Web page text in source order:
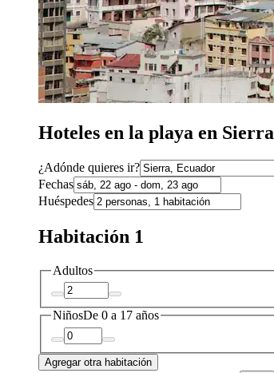
Hoteles en la playa en Sierra
¿Adónde quieres ir?
Fechas
Huéspedes
Habitación 1
Adultos
NiñosDe 0 a 17 años
Agregar otra habitación